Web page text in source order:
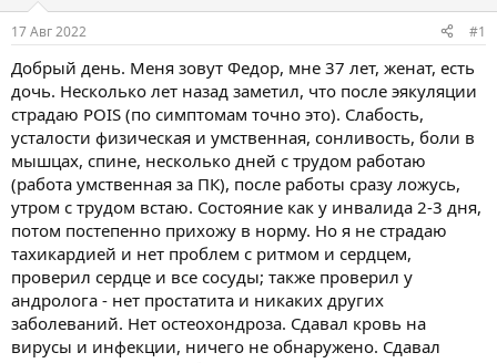
е
м
ы
а
л
17 Авг 2022 #1
Добрый день. Меня зовут Федор, мне 37 лет, женат, есть
дочь. Несколько лет назад заметил, что после эякуляции
страдаю POIS (по симптомам точно это). Слабость,
усталости физическая и умственная, сонливость, боли в
мышцах, спине, несколько дней с трудом работаю
(работа умственная за ПК), после работы сразу ложусь,
утром с трудом встаю. Состояние как у инвалида 2-3 дня,
потом постепенно прихожу в норму. Но я не страдаю
тахикардией и нет проблем с ритмом и сердцем,
проверил сердце и все сосуды; также проверил у
андролога - нет простатита и никаких других
заболеваний. Нет остеохондроза. Сдавал кровь на
вирусы и инфекции, ничего не обнаружено. Сдавал